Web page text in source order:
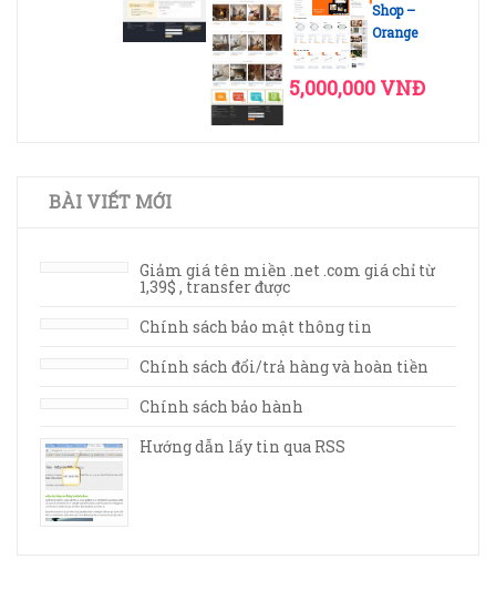
Shop –
Orange
5,000,000 VNĐ
BÀI VIẾT MỚI
Giảm giá tên miền .net .com giá chỉ từ
1,39$ , transfer được
Chính sách bảo mật thông tin
Chính sách đổi/trả hàng và hoàn tiền
Chính sách bảo hành
Hướng dẫn lấy tin qua RSS